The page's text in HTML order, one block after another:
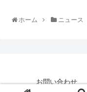
ホーム ニュース
お問い合わせ